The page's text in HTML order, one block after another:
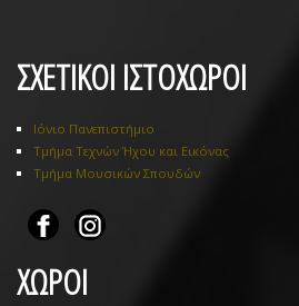
ΣΧΕΤΙΚΟΙ ΙΣΤΟΧΩΡΟΙ
Ιόνιο Πανεπιστήμιο
Τμήμα Τεχνών Ήχου και Εικόνας
Τμήμα Μουσικών Σπουδών
ΧΩΡΟΙ